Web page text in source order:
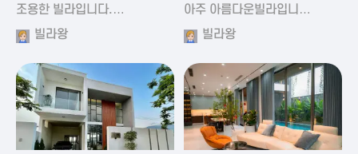
조용한 빌라입니다.…
빌라왕
아주 아름다운빌라입니…
빌라왕